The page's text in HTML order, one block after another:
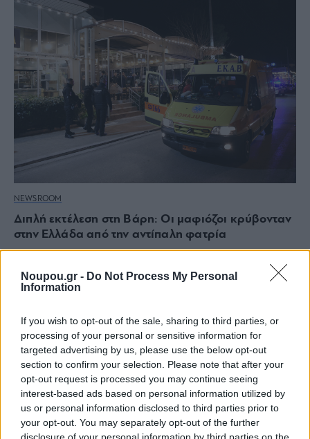
Noupou.gr - Do Not Process My Personal
Information
If you wish to opt-out of the sale, sharing to third parties, or
processing of your personal or sensitive information for
targeted advertising by us, please use the below opt-out
section to confirm your selection. Please note that after your
opt-out request is processed you may continue seeing
interest-based ads based on personal information utilized by
us or personal information disclosed to third parties prior to
your opt-out. You may separately opt-out of the further
NEWSROOM
Διπλή εκτέλεση στη Βάρη: Οι μαφιόζοι κρύβονταν
στην Ελλάδα από την αντίπαλη φατρία